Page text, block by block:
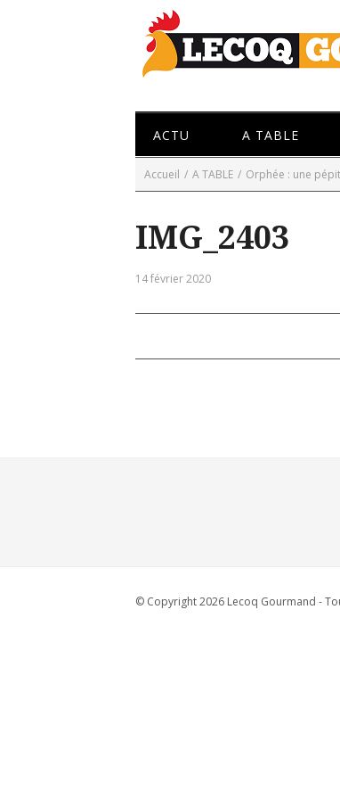
ACTU A TABLE
Accueil / A TABLE / Orphée : une
IMG_2403
14 février 2020
© Copyright 2026 Lecoq Gourmand -